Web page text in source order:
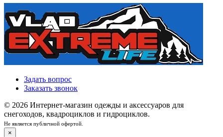
Задать вопрос
Заказать звонок
© 2026 Интернет-магазин одежды и аксессуаров для
снегоходов, квадроциклов и гидроциклов.
Не является публичной офертой.
×